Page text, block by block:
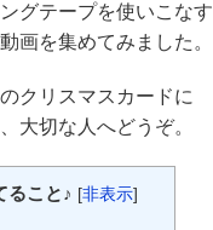
グテープを使いこなす
画を集めてみました。
クリスマスカードに
大切な人へどうぞ。
ること♪ [非表示]